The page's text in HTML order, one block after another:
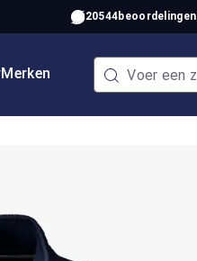
20544beoordelingen
Merken